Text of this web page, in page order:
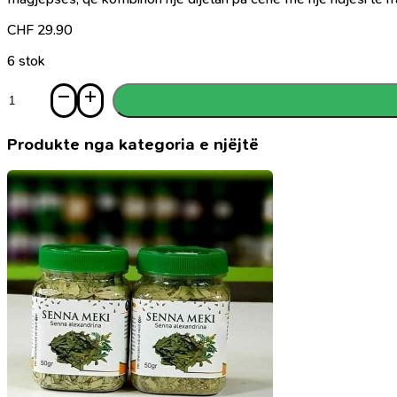
CHF 29.90
6 stok
Muhamedi
selam
e
tij
sipas
burimeve
më
të
hershme
Produkte nga kategoria e njëjtë